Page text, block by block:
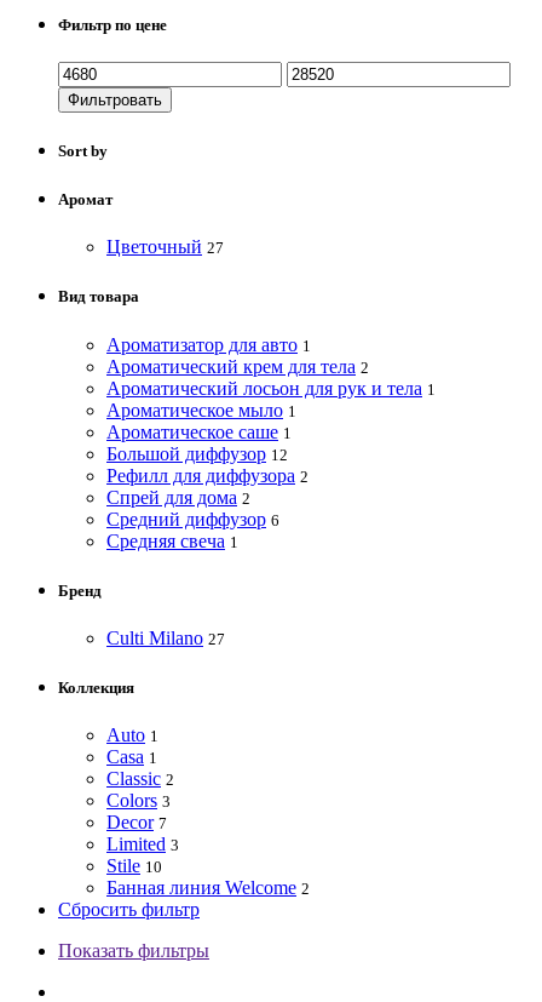
Фильтр по цене
Фильтровать
Sort by
Аромат
Цветочный 27
Вид товара
Ароматизатор для авто 1
Ароматический крем для тела 2
Ароматический лосьон для рук и тела 1
Ароматическое мыло 1
Ароматическое саше 1
Большой диффузор 12
Рефилл для диффузора 2
Спрей для дома 2
Средний диффузор 6
Средняя свеча 1
Бренд
Culti Milano 27
Коллекция
Auto 1
Casa 1
Classic 2
Colors 3
Decor 7
Limited 3
Stile 10
Банная линия Welcome 2
Сбросить фильтр
Показать фильтры